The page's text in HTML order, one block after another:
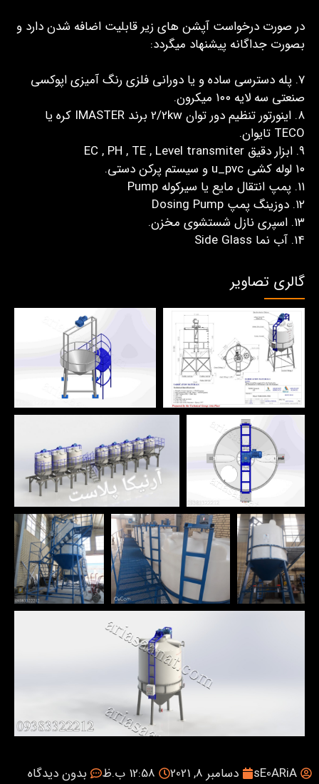
در صورت درخواست آپشن های زیر قابلیت اضافه شدن دارد و
بصورت جداگانه پیشنهاد میگردد:
7. پله دسترسی ساده و یا دورانی فلزی رنگ آمیزی اپوکسی
صنعتی سه لایه ۱۰۰ میکرون.
۸. اینورتور تنظیم دور توان 2/2kw برند IMASTER کره یا
TECO تایوان.
۹. ابزار دقیق EC , PH , TE , Level transmiter
۱۰ لوله کشی u_pvc و سیستم پرکن دستی.
۱۱. پمپ انتقال مایع یا سیرکوله Pump
۱۲. دوزینگ پمپ Dosing Pump
۱۳. اسپری نازل شستشوی مخزن.
۱۴. آب نما Side Glass
گالری تصاویر
sE0ARiA دسامبر 8, 2021 12:58 ب.ظ بدون دیدگاه